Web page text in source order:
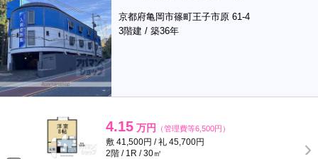
京都府亀岡市篠町王子市原 61-4
3階建 / 築36年
4.15 万円 （管理費等6,500円）
敷 41,500円 / 礼 45,700円
2階 / 1R / 30㎡